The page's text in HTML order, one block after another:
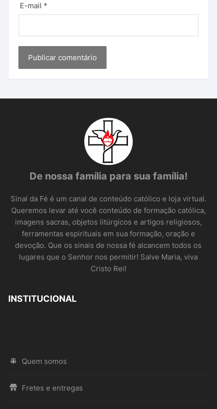
E-mail *
De nossa família para sua família!
Sinal da Fé é um canal de conteúdo católico e loja virtual.
Queremos levar até você conteúdo de formação católica,
imagens sacras, objetos litúrgicos e artigos religiosos,
ferramentas espirituais em sua formação, oração e
devoção. Que os sinais de nossa fé alcancem todos os
lugares que o Senhor nos permitir! Salve Maria, viva
Cristo Rei!
INSTITUCIONAL
Quem somos
Fretes e entregas